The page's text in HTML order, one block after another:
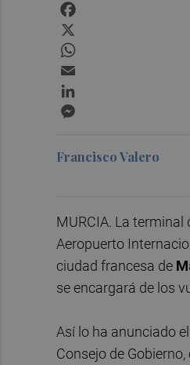
Francisco Valero
MURCIA. La
Aeropuerto
ciudad francesa de
se encargará de los
Así lo ha anunciado
Consejo de